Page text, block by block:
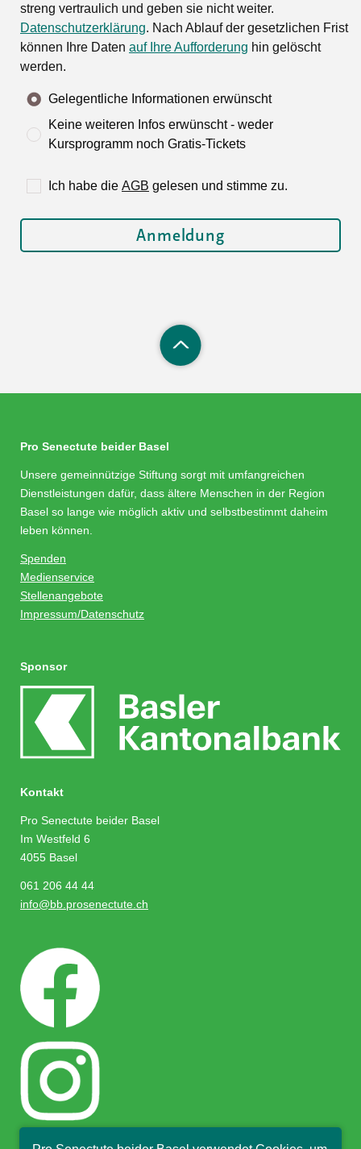
streng vertraulich und geben sie nicht weiter.
Datenschutzerklärung. Nach Ablauf der gesetzlichen Frist
können Ihre Daten auf Ihre Aufforderung hin gelöscht
werden.
Gelegentliche Informationen erwünscht
Keine weiteren Infos erwünscht - weder
Kursprogramm noch Gratis-Tickets
Ich habe die AGB gelesen und stimme zu.
Pro Senectute beider Basel
Unsere gemeinnützige Stiftung sorgt mit umfangreichen
Dienstleistungen dafür, dass ältere Menschen in der Region
Basel so lange wie möglich aktiv und selbstbestimmt daheim
leben können.
Spenden
Medienservice
Stellenangebote
Impressum/Datenschutz
Sponsor
Kontakt
Pro Senectute beider Basel
Im Westfeld 6
4055 Basel
061 206 44 44
info@bb.prosenectute.ch